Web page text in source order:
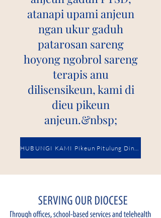
atanapi upami anjeun
ngan ukur gaduh
patarosan sareng
hoyong ngobrol sareng
terapis anu
dilisensikeun, kami di
dieu pikeun
anjeun.&nbsp;